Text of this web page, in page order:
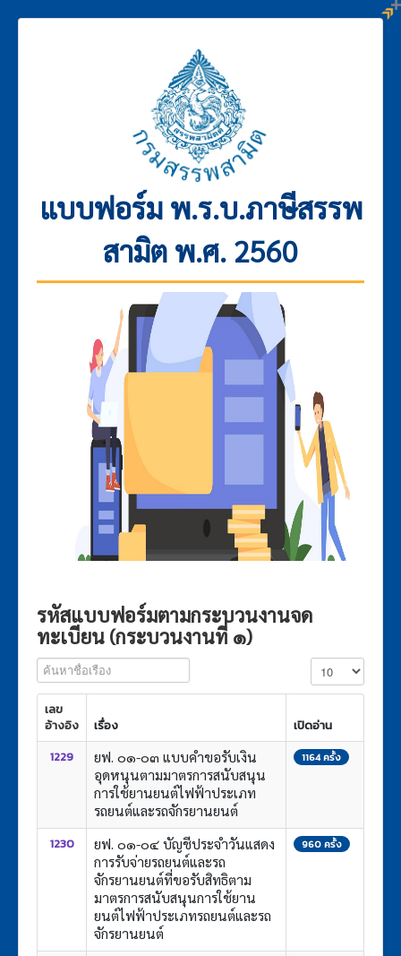
แบบฟอร์ม พ.ร.บ.ภาษีสรรพ
สามิต พ.ศ. 2560
รหัสแบบฟอร์มตามกระบวนงานจด
ทะเบียน (กระบวนงานที่ ๑)
ค้นหาชื่อเรือง แสดง #
เลข
อ้างอิง
เรื่อง
เปิดอ่าน
1229
ยฟ. ๐๑-๐๓ แบบคำขอรับเงิน
อุดหนุนตามมาตรการสนับสนุน
การใช้ยานยนต์ไฟฟ้าประเภท
รถยนต์และรถจักรยานยนต์
1164 ครั้ง
1230
ยฟ. ๐๑-๐๔ บัญชีประจำวันแสดง
การรับจ่ายรถยนต์และรถ
จักรยานยนต์ที่ขอรับสิทธิตาม
มาตรการสนับสนุนการใช้ยาน
ยนต์ไฟฟ้าประเภทรถยนต์และรถ
จักรยานยนต์
960 ครั้ง